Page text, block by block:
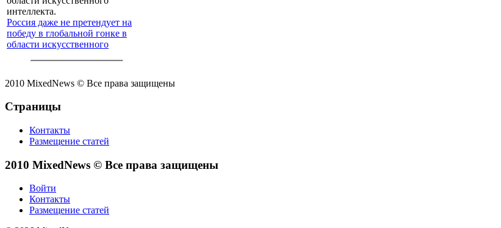
Россия даже не претендует на
победу в глобальной гонке в
области искусственного
2010 MixedNews © Все права защищены
Страницы
Контакты
Размещение статей
2010 MixedNews © Все права защищены
Войти
Контакты
Размещение статей